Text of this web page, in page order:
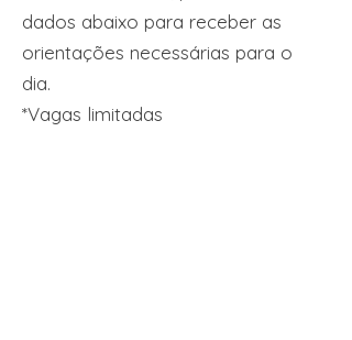
dados abaixo para receber as
orientações necessárias para o
dia.
*Vagas limitadas